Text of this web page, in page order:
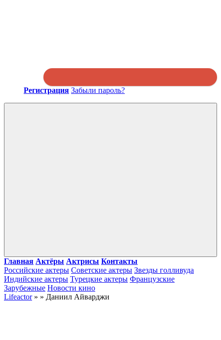
Регистрация Забыли пароль?
Главная Актёры Актрисы Контакты
Российские актеры Советские актеры Звезды голливуда
Индийские актеры Турецкие актеры Французские
Зарубежные Новости кино
Lifeactor» » Даниил Айварджи